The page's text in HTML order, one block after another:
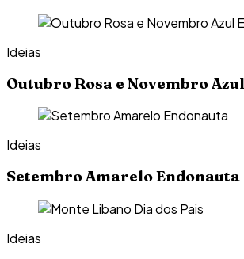
Ideias
Outubro Rosa e Novembro
Ideias
Setembro Amarelo Endonauta
Ideias